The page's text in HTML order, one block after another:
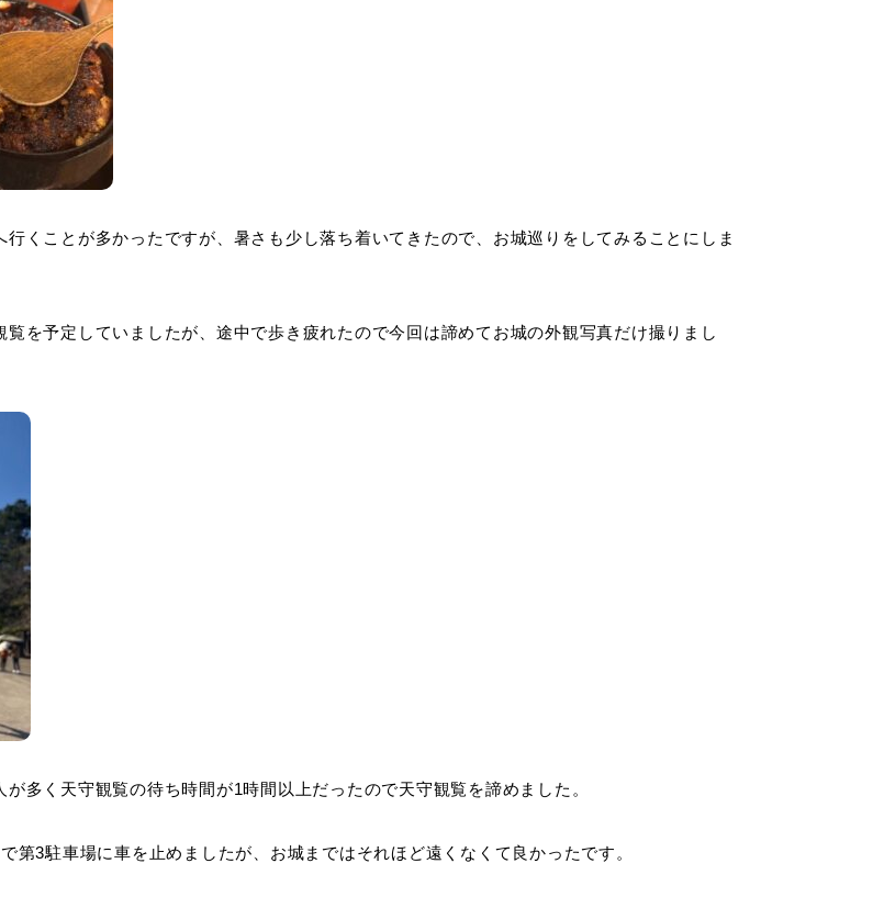
行くことが多かったですが、暑さも少し落ち着いてきたので、お城巡りをしてみることにしま
を予定していましたが、途中で歩き疲れたので今回は諦めてお城の外観写真だけ撮りまし
多く天守観覧の待ち時間が1時間以上だったので天守観覧を諦めました。
第3駐車場に車を止めましたが、お城まではそれほど遠くなくて良かったです。